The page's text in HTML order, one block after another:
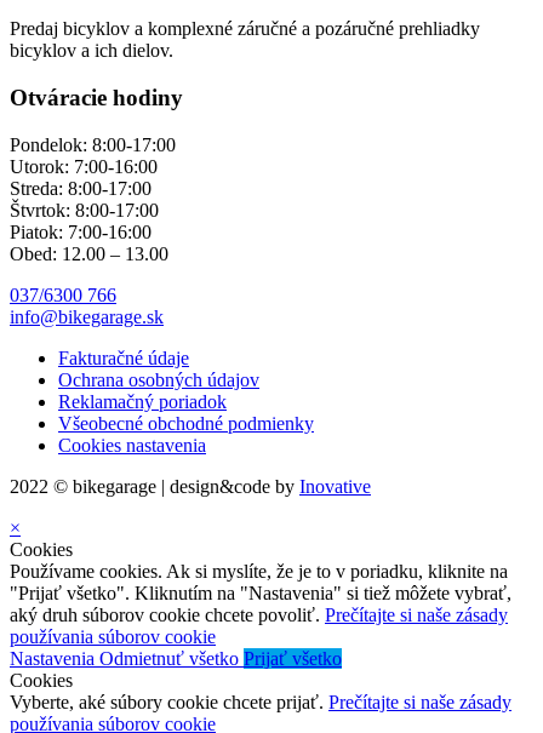
Predaj bicyklov a komplexné záručné a pozáručné prehliadky
bicyklov a ich dielov.
Otváracie hodiny
Pondelok: 8:00-17:00
Utorok: 7:00-16:00
Streda: 8:00-17:00
Štvrtok: 8:00-17:00
Piatok: 7:00-16:00
Obed: 12.00 – 13.00
037/6300 766
info@bikegarage.sk
Fakturačné údaje
Ochrana osobných údajov
Reklamačný poriadok
Všeobecné obchodné podmienky
Cookies nastavenia
2022 © bikegarage | design&code by Inovative
×
Cookies
Používame cookies. Ak si myslíte, že je to v poriadku, kliknite na
"Prijať všetko". Kliknutím na "Nastavenia" si tiež môžete vybrať,
aký druh súborov cookie chcete povoliť. Prečítajte si naše zásady
používania súborov cookie
Nastavenia Odmietnuť všetko Prijať všetko
Cookies
Vyberte, aké súbory cookie chcete prijať. Prečítajte si naše zásady
používania súborov cookie